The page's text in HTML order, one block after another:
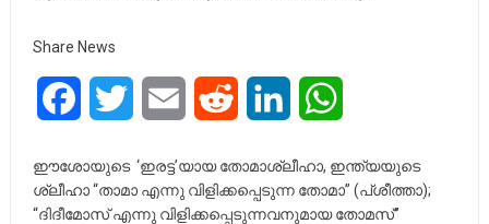
Share News
FacebookTwitter Email Reddit LinkedIn
ഈശോയുടെ ‘ഇരട്ട’യായ തോമാശ്ലീഹാ, ഇന്ത്യയുടെ
ശ്ലീഹാ “താമാ എന്നു വിളിക്കപ്പെടുന്ന തോമാ” (പ്ശീത്താ);
“ദിദീമോസ് എന്നു വിളിക്കപ്പെടുന്നവനുമായ തോമസ്”